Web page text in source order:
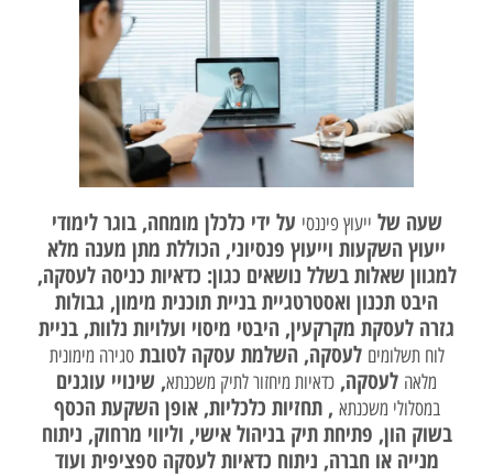
שעה של ייעוץ פיננסי על ידי כלכלן מומחה, בוגר לימודי
ייעוץ השקעות וייעוץ פנסיוני, הכוללת מתן מענה מלא
למגוון שאלות בשלל נושאים כגון: כדאיות כניסה לעסקה,
היבט תכנון ואסטרטגיית בניית תוכנית מימון, גבולות
גזרה לעסקת מקרקעין, היבטי מיסוי ועלויות נלוות, בניית
לוח תשלומים לעסקה, השלמת עסקה לטובתסגירה מימונית
מלאה לעסקה, כדאיות מיחזור לתיק משכנתא, שינויי עוגנים
במסלולי משכנתא , תחזיות כלכליות, אופן השקעת הכסף
בשוק הון, פתיחת תיק בניהול אישי, וליווי מרחוק, ניתוח
מנייה או חברה, ניתוח כדאיות לעסקה ספציפית ועוד